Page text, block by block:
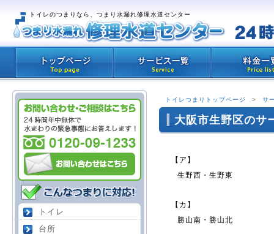
トイレのつまりなら、つまり水漏れ修理水道センター
トイレつまりトップページ > サ
大阪市生野区のサ
【ア】
生野西・生野東
【カ】
勝山南・勝山北
トイレ
台所